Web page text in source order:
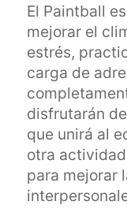
El Paintball
mejorar el
estrés,
carga de
disfrutarán
que unirá al
otra
para mejorar